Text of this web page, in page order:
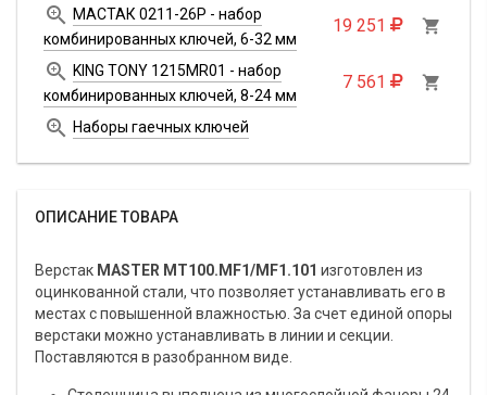
 МАСТАК 0211-26P - набор
комбинированных ключей, 6-32 мм
19 251 
 KING TONY 1215MR01 - набор
комбинированных ключей, 8-24 мм
7 561 
 Наборы гаечных ключей
ОПИСАНИЕ ТОВАРА
Верстак MASTER MT100.MF1/MF1.101 изготовлен из
оцинкованной стали, что позволяет устанавливать его в
местах с повышенной влажностью. За счет единой опоры
верстаки можно устанавливать в линии и секции.
Поставляются в разобранном виде.